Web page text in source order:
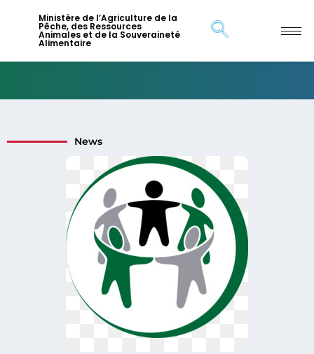
Ministère de l’Agriculture de la
Pêche, des Ressources
Animales et de la Souveraineté
Alimentaire
News